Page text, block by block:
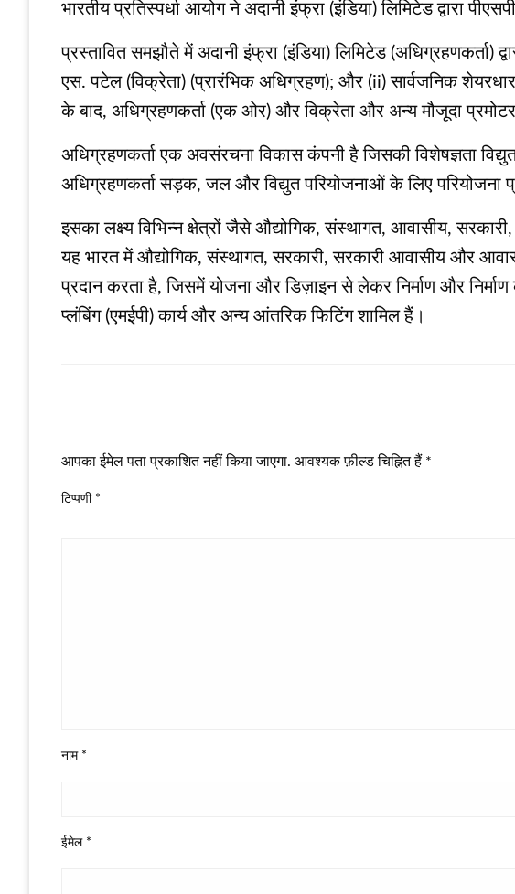
भारतीय प्रतिस्पर्धा आयोग ने अदानी इंफ्रा (इंडिया) लिमिटेड द्वारा
प्रस्तावित समझौते में अदानी इंफ्रा (इंडिया) लिमिटेड (अधिग्रहणकर्ता)
एस. पटेल (विक्रेता) (प्रारंभिक अधिग्रहण); और (ii) सार्वजनिक
के बाद, अधिग्रहणकर्ता (एक ओर) और विक्रेता और अन्य मौजूदा
अधिग्रहणकर्ता एक अवसंरचना विकास कंपनी है जिसकी विशेषज्ञता
अधिग्रहणकर्ता सड़क, जल और विद्युत परियोजनाओं के लिए परियोजना
इसका लक्ष्य विभिन्न क्षेत्रों जैसे औद्योगिक, संस्थागत, आवासीय,
यह भारत में औद्योगिक, संस्थागत, सरकारी, सरकारी आवासीय और
प्रदान करता है, जिसमें योजना और डिज़ाइन से लेकर निर्माण और
प्लंबिंग (एमईपी) कार्य और अन्य आंतरिक फिटिंग शामिल हैं।
आपका ईमेल पता प्रकाशित नहीं किया जाएगा. आवश्यक फ़ील्ड चिह्नित हैं *
टिप्पणी *
नाम *
ईमेल *